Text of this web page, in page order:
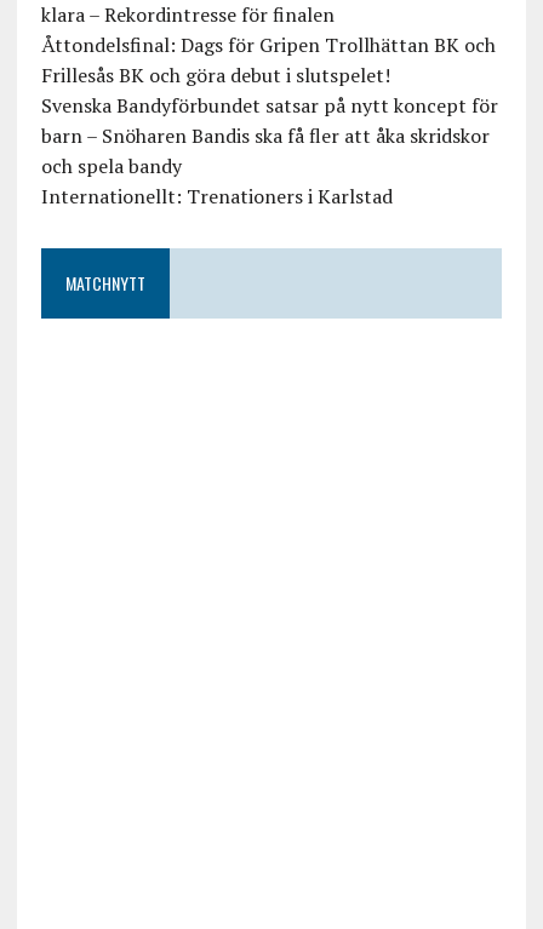
klara – Rekordintresse för finalen
Åttondelsfinal: Dags för Gripen Trollhättan BK och
Frillesås BK och göra debut i slutspelet!
Svenska Bandyförbundet satsar på nytt koncept för
barn – Snöharen Bandis ska få fler att åka skridskor
och spela bandy
Internationellt: Trenationers i Karlstad
MATCHNYTT